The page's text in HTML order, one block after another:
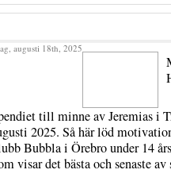
augusti 18th, 2025
till minne av Jeremias i
2025. Så här löd
Bubbla i Örebro under 14
visar det bästa och senaste av